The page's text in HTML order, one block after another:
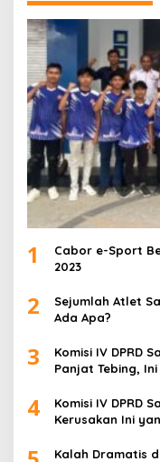
1
Cabor e-Sport
2023
2
Sejumlah Atlet
Ada Apa?
3
Komisi IV DPRD
Panjat Tebing,
4
Komisi IV DPRD
Kerusakan Ini
Kalah Dramatis